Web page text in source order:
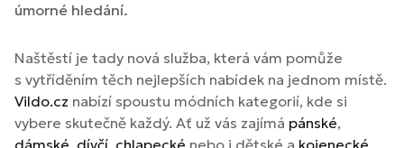
úmorné hledání.
Naštěstí je tady nová služba, která vám pomůže
s vytříděním těch nejlepších nabídek na jednom místě.
Vildo.cz nabízí spoustu módních kategorií, kde si
vybere skutečně každý. Ať už vás zajímá pánské,
dámské, dívčí, chlapecké nebo i dětské a kojenecké